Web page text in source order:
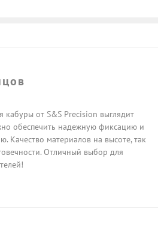
кабуры от S&S Precision выглядит
обеспечить надежную фиксацию и
Качество материалов на высоте, так
Отличный выбор для